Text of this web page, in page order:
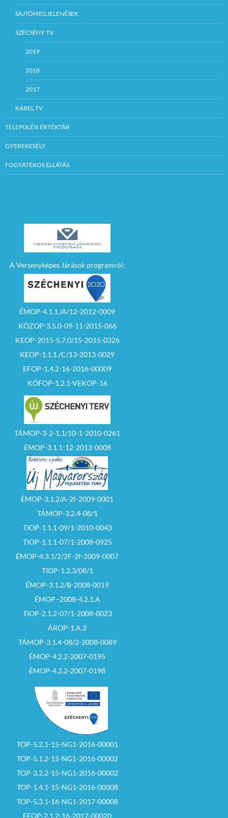
SAJTÓMEGJELENÉSEK
SZÉCSÉNY TV
2019
2018
2017
KÁBEL TV
TELEPÜLÉSI ÉRTÉKTÁR
GYEREKESÉLY
FOGYATÉKOS ELLÁTÁS
A Versenyképes Járások programról:
ÉMOP-4.1.1./A/12-2012-0009
KÖZOP-3.5.0-09-11-2015-066
KEOP-2015-5.7.0/15-2015-0326
KEOP-1.1.1./C/13-2013-0029
EFOP-1.4.2-16-2016-00009
KÖFOP-1.2.1-VEKOP-16
TÁMOP-3-2-1.1/10-1-2010-0261
ÉMOP-3.1.1-12-2013-0008
ÉMOP-3.1.2/A-2f-2009-0001
TÁMOP-3.2.4-08/1
TIOP-1.1.1-09/1-2010-0043
TIOP-1.1.1-07/1-2008-0925
ÉMOP-4.3.1/2/2F-2f-2009-0007
TIOP-1.2.3/08/1
ÉMOP-3.1.2/B-2008-0019
ÉMOP–2008-4.2.1.A
TIOP-2.1.2-07/1-2008-0023
ÁROP-1.A.2
TÁMOP-3.1.4-08/2-2008-0089
ÉMOP-4.2.2-2007-0195
ÉMOP-4.2.2-2007-0198
TOP-5.2.1-15-NG1-2016-00001
TOP-5.1.2-15-NG1-2016-00002
TOP-3.2.2-15-NG1-2016-00002
TOP-1.4.1-15-NG1-2016-00008
TOP-5.3.1-16-NG1-2017-00008
EFOP-2.1.2-16-2017-00020